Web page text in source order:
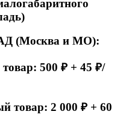
(Москва и МО):
500 ₽ + 45 ₽/
товар: 2 000 ₽ + 60